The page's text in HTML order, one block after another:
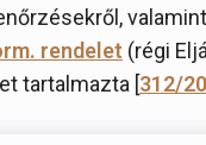
rendelet (régi
tartalmazta [312/